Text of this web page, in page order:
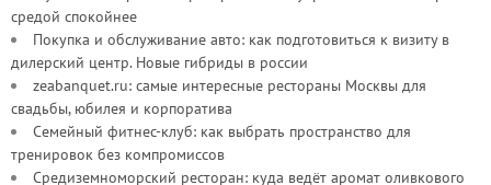
средой спокойнее
Покупка и обслуживание авто: как подготовиться к визиту в
дилерский центр. Новые гибриды в россии
zeabanquet.ru: самые интересные рестораны Москвы для
свадьбы, юбилея и корпоратива
Семейный фитнес-клуб: как выбрать пространство для
тренировок без компромиссов
Средиземноморский ресторан: куда ведёт аромат оливкового